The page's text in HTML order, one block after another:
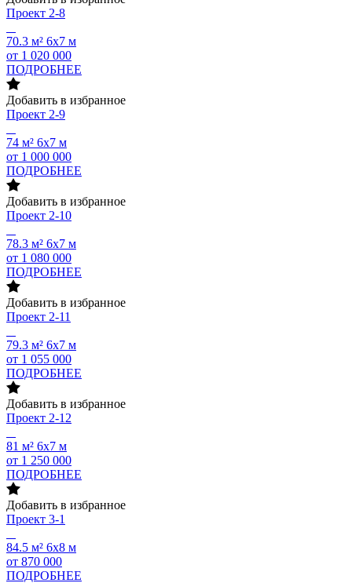
Проект 2-8
70.3 м² 6х7 м
от 1 020 000
ПОДРОБНЕЕ
Добавить в избранное
Проект 2-9
74 м² 6х7 м
от 1 000 000
ПОДРОБНЕЕ
Добавить в избранное
Проект 2-10
78.3 м² 6х7 м
от 1 080 000
ПОДРОБНЕЕ
Добавить в избранное
Проект 2-11
79.3 м² 6х7 м
от 1 055 000
ПОДРОБНЕЕ
Добавить в избранное
Проект 2-12
81 м² 6х7 м
от 1 250 000
ПОДРОБНЕЕ
Добавить в избранное
Проект 3-1
84.5 м² 6х8 м
от 870 000
ПОДРОБНЕЕ